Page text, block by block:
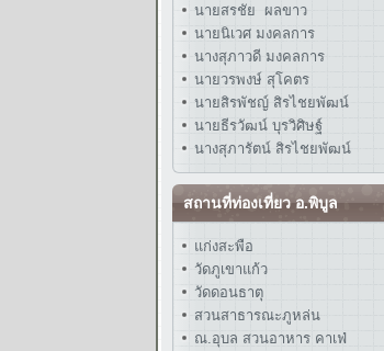
นายสรชัย ผลขาว
นายนิเวศ มงคลการ
นางสุภาวดี มงคลการ
นายวรพงษ์ สุโคตร
นายสิรพัชญ์ สิรไชยพัฒน์
นายธีรวัฒน์ บุรวิศิษฐ์
นางสุภารัตน์ สิรไชยพัฒน์
สถานที่ท่องเที่ยว อ.พิบูล
แก่งสะพือ
วัดภูเขาแก้ว
วัดดอนธาตุ
สวนสาธารณะภูหล่น
ณ.อุบล สวนอาหาร คาเฟ่